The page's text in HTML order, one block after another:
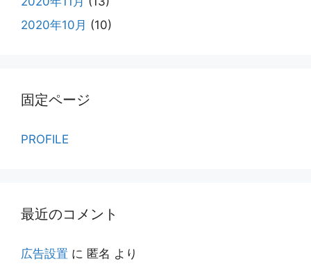
2020年10月 (10)
固定ページ
PROFILE
最近のコメント
広告設置 に 匿名 より